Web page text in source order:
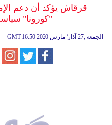
قرقاش يؤكد أن دعم
"كورونا"
GMT 16:50 2020 الجمعة ,27 آذار/ مارس